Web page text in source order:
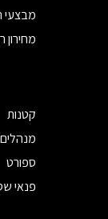
מבצעי
מחירון
קטנות
מנהלים
ספורט
פנאי